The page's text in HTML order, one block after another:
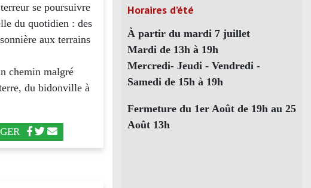
se poursuivre
du quotidien : des
aux terrains
chemin malgré
du bidonville à
Horaires d’été
À partir du mardi 7 juillet
Mardi de 13h à 19h
Mercredi- Jeudi - Vendredi -
Samedi de 15h à 19h
Fermeture du 1er Août de 19h au 25
Août 13h